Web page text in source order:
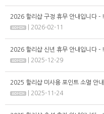
2026 할리샵 구정 휴무 안내입니다 - !
| 2026-02-11
2026 할리샵 신년 휴무 안내입니다 - !
| 2025-12-29
2025 할리샵 미사용 포인트 소멸 안내
| 2025-11-24